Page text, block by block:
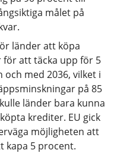
målet på
länder att köpa
att täcka upp för 5
med 2036, vilket i
på 85
länder bara kunna
krediter. EU gick
möjligheten att
kapa 5 procent.